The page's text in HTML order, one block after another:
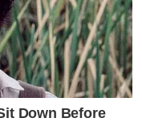
Down Before